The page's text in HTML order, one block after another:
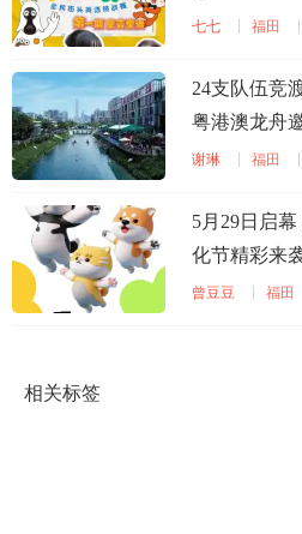
七七 福田
24支队伍竞
粤港澳龙舟
谢琳 福田
5月29日启
化节精彩来
曾豆豆 福田
相关标签